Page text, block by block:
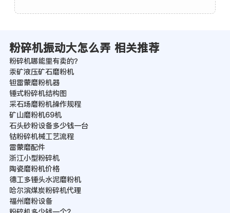
粉碎机振动大怎么弄 相关推荐
粉碎机哪能里有卖的？
汞矿液压矿石磨粉机
钽雷蒙磨粉机器
锤式粉碎机结构图
采石场磨粉机操作规程
矿山磨粉机69机
石头砂粉设备多少钱一台
钴粉碎机械工艺流程
雷蒙磨配件
浙江小型粉碎机
陶瓷磨粉机价格
德工多锤头水泥磨粉机
哈尔滨煤炭粉碎机代理
福州磨粉设备